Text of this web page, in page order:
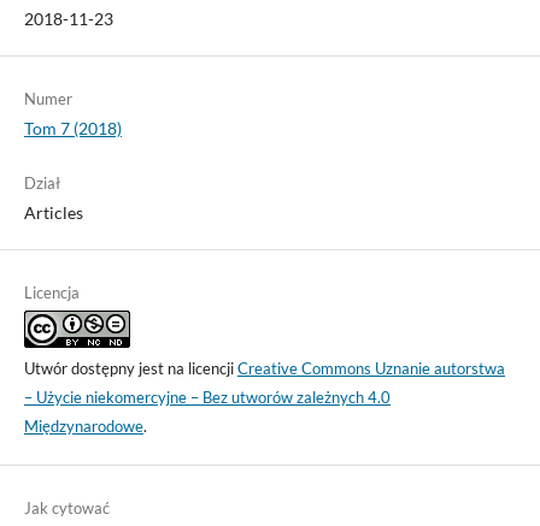
2018-11-23
Numer
Tom 7 (2018)
Dział
Articles
Licencja
Utwór dostępny jest na licencjiCreative Commons Uznanie autorstwa
– Użycie niekomercyjne – Bez utworów zależnych 4.0
Międzynarodowe.
Jak cytować